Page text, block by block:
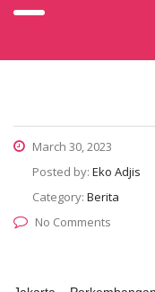
March 30, 2023
Posted by: Eko Adjis
Category: Berita
No Comments